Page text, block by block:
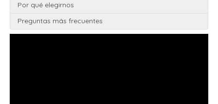
Por qué elegirnos
Preguntas más frecuentes